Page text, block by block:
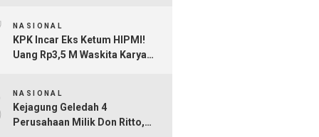
NASIONAL
KPK Incar Eks Ketum HIPMI!
Uang Rp3,5 M Waskita Karya
NASIONAL
Kejagung Geledah 4
Perusahaan Milik Don Ritto,